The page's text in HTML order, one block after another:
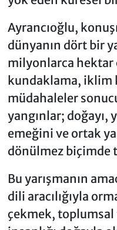
Ayrancıoğlu,
dünyanın dört bir
milyonlarca
kundaklama, iklim
müdahaleler
yangınlar; doğayı,
emeğini ve ortak
dönülmez biçimde
Bu yarışmanın
dili aracılığıyla
çekmek, toplumsal